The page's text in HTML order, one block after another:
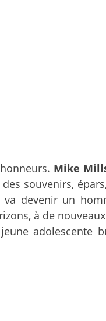
Mike
souvenirs,
devenir un
à de
adolescente